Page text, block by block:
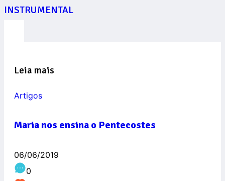
INSTRUMENTAL
Leia mais
Artigos
Maria nos ensina o Pentecostes
06/06/2019
0